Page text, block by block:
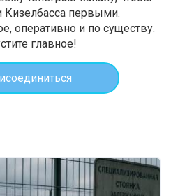
Кизелбасса первыми.
оперативно и по существу.
главное!